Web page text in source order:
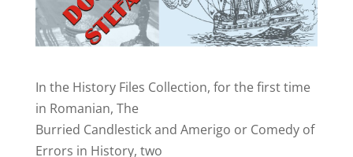
In the History Files Collection, for the first time
in Romanian, The
Burried Candlestick and Amerigo or Comedy of
Errors in History, two